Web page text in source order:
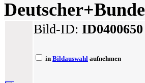
Bild-ID: ID0400650
in Bildauswahl aufnehmen